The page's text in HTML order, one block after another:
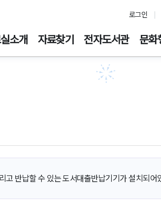
로그인
소개 자료찾기 전자도서관 문화
반납할 수 있는 도서대출반납기기가 설치되어